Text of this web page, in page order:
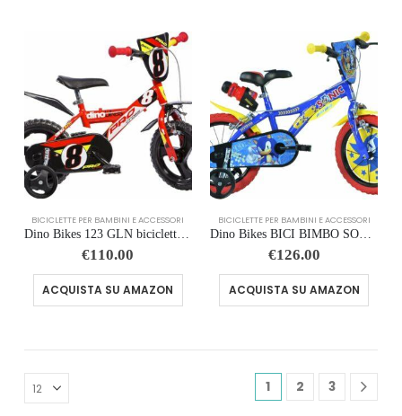
BICICLETTE PER BAMBINI E ACCESSORI
Dino Bikes 123 GLN bicicletta serie 23 con rotelle e freno anteriore per bambini dai 3 ai 5 anni
€110.00
ACQUISTA SU AMAZON
BICICLETTE PER BAMBINI E ACCESSORI
Dino Bikes BICI BIMBO SONIC
€126.00
ACQUISTA SU AMAZON
1 2 3